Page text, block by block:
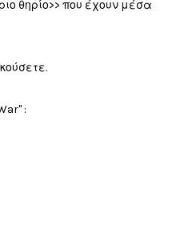
θηρίο>> που έχουν μέσα
: